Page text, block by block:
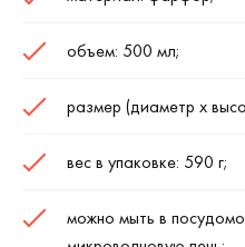
объем: 500 мл;
размер (диаметр х
вес в упаковке: 590 г;
можно мыть в